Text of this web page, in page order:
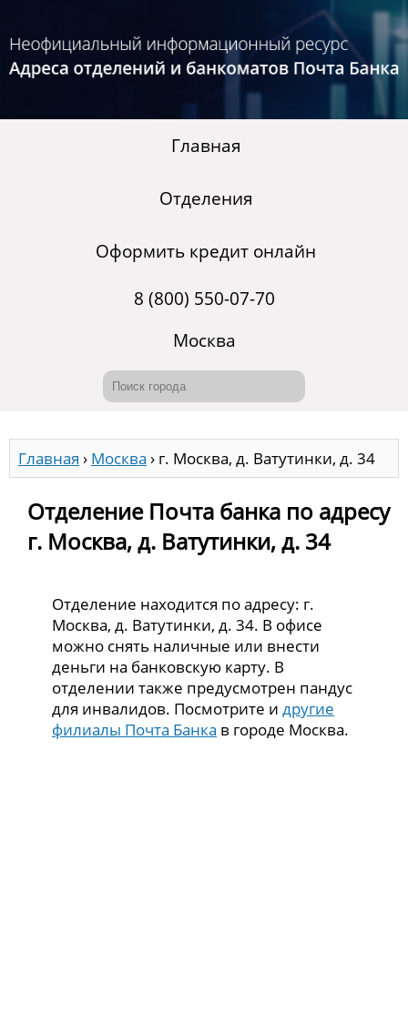
Главная
Отделения
Оформить кредит онлайн
8 (800) 550-07-70
Москва
Главная › Москва › г. Москва, д. Ватутинки, д. 34
Отделение Почта банка по адресу
г. Москва, д. Ватутинки, д. 34
Отделение находится по адресу: г.
Москва, д. Ватутинки, д. 34. В офисе
можно снять наличные или внести
деньги на банковскую карту. В
отделении также предусмотрен пандус
для инвалидов. Посмотрите идругие
филиалы Почта Банка в городе Москва.